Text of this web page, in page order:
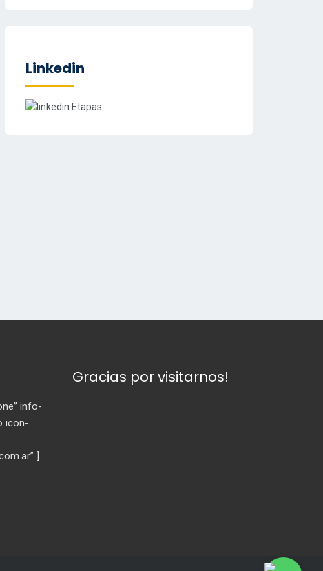
Linkedin
info-
icon-
]
Gracias por visitarnos!